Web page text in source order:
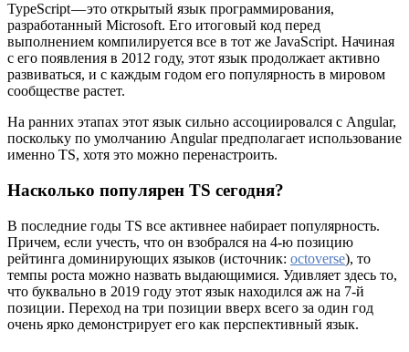
TypeScript — это открытый язык программирования,
разработанный Microsoft. Его итоговый код перед
выполнением компилируется все в тот же JavaScript. Начиная
с его появления в 2012 году, этот язык продолжает активно
развиваться, и с каждым годом его популярность в мировом
сообществе растет.
На ранних этапах этот язык сильно ассоциировался с Angular,
поскольку по умолчанию Angular предполагает использование
именно TS, хотя это можно перенастроить.
Насколько популярен TS сегодня?
В последние годы TS все активнее набирает популярность.
Причем, если учесть, что он взобрался на 4-ю позицию
рейтинга доминирующих языков (источник: octoverse), то
темпы роста можно назвать выдающимися. Удивляет здесь то,
что буквально в 2019 году этот язык находился аж на 7-й
позиции. Переход на три позиции вверх всего за один год
очень ярко демонстрирует его как перспективный язык.